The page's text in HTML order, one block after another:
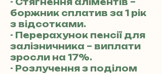
- Стягнення аліментів –
боржник сплатив за 1 рік
з відсотками.
- Перерахунок пенсії для
залізничника – виплати
зросли на 17%.
- Розлучення з поділом